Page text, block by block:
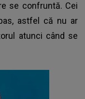
se confruntă. Cei
astfel că nu ar
atunci când se